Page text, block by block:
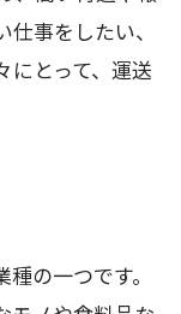
事をしたい、
にとって、運送
の一つです。